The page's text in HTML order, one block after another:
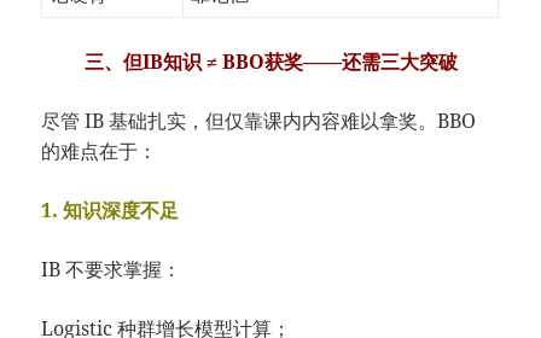
三、但IB知识 ≠ BBO获奖——还需三大突破
尽管 IB 基础扎实，但仅靠课内内容难以拿奖。BBO
的难点在于：
1. 知识深度不足
IB 不要求掌握：
Logistic 种群增长模型计算；